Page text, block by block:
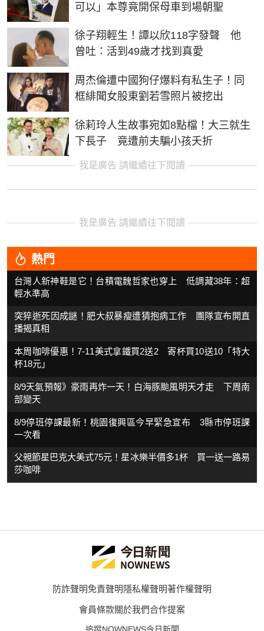
可以」本尊竟開保母車到場朝聖
徐子翔輕生！譚以欣118字發聲 他
曾吐：活到49歲才找到真愛
周杰倫遭中國狗仔爆料有私生子！同
框緋聞女股東劉若雪照片被挖出
徐莉玲人生故事宛如8點檔！大三就生
下長子 竟遭前夫騙小孩夭折
我是廣告 請繼續往下閱讀
我是廣告 請繼續往下閱讀
熱門
台灣人新神鞋是它！台積電魏哲家也穿上 低調藏38年：超
輕水準高
突猝逝死因成謎！肥大叔暴瘦遭猜抱病工作 團隊宣布開直
播揭真相
本周咖啡優惠！7-11美式拿鐵買2送2 寄杯買10送10「特大
杯18元」
8/9天氣預報》豪雨再炸一天！白海豚颱風明天才走 下周南
部變天
8/9停班停課最新！桃園復興區今早緊急宣布 3縣市停班課
一次看
父親節星巴克大美式75元！星冰樂半價多1杯 買一送一路易
莎咖啡
防詐聲明免責聲明隱私權聲明著作權聲明
會員條款關於我們合作提案